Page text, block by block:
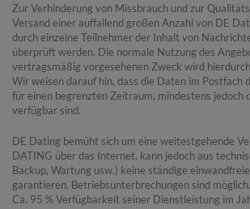
Zur Verhinderung von Missbrauch und zur
Versand einer auffallend großen Anzahl von DE
durch einzelne Teilnehmer der Inhalt von
überprüft werden. Die normale Nutzung des
vertragsmäßig vorgesehenen Zweck wird
Wir weisen darauf hin, dass die Daten im Postfach
für einen begrenzten Zeitraum, mindestens jedoch
verfügbar sind.
DE Dating bemüht sich um eine weitestgehende
DATING über das Internet, kann jedoch aus
Backup, Wartung usw.) keine ständige
garantieren. Betriebsunterbrechungen sind
Ca. 95 % Verfügbarkeit seiner Dienstleistung im